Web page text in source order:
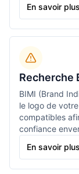
En savoir
Recherche
BIMI (Brand
le logo de
compatibles
confiance
En savoir